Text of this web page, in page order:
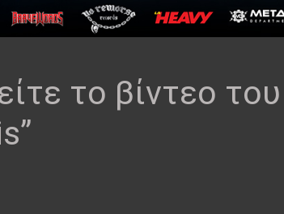
το βίντεο του